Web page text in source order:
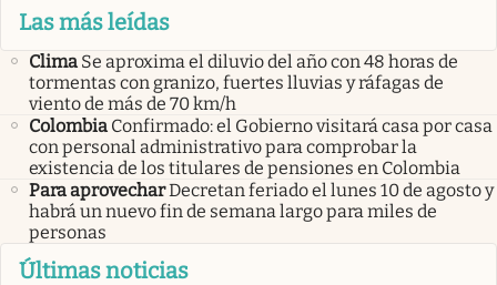
Las más leídas
Clima Se aproxima el diluvio del año con 48 horas de
tormentas con granizo, fuertes lluvias y ráfagas de
viento de más de 70 km/h
Colombia Confirmado: el Gobierno visitará casa por casa
con personal administrativo para comprobar la
existencia de los titulares de pensiones en Colombia
Para aprovecharDecretan feriado el lunes 10 de agosto y
habrá un nuevo fin de semana largo para miles de
personas
Últimas noticias